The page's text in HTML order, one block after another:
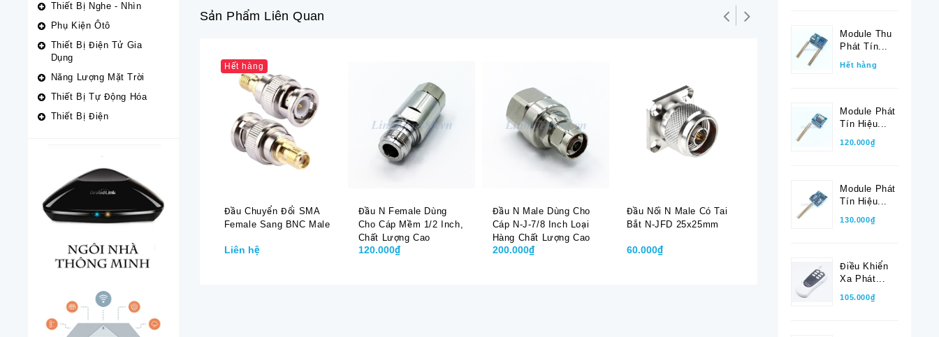
Thiết Bị Nghe - Nhìn
Phụ Kiện Ôtô
Thiết Bị Điện Tử Gia
Dụng
Năng Lượng Mặt Trời
Thiết Bị Tự Động Hóa
Thiết Bị Điện
Sản Phẩm Liên Quan
Hết hàng
Đầu Chuyển Đổi SMA
Female Sang BNC Male
Liên hệ
Đầu N Female Dùng
Cho Cáp Mềm 1/2 Inch,
Chất Lượng Cao
120.000₫
Đầu N Male Dùng Cho
Cáp N-J-7/8 Inch Loại
Hàng Chất Lượng Cao
200.000₫
Đầu Nối N Male Có Tai
Bắt N-JFD 25x25mm
60.000₫
Đầu Nối SMA-K-7
Female Dùng Cho Cáp
Module Thu
Phát Tín...
Hết hàng
Module Phát
Tín Hiệu...
120.000₫
Module Phát
Tín Hiệu...
130.000₫
Điều Khiển
Xa Phát...
105.000₫